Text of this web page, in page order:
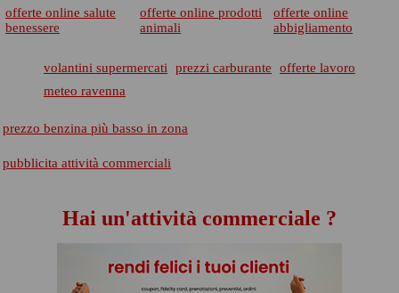
offerte online salute
benessere
offerte online prodotti
animali
offerte online
abbigliamento
volantini supermercati prezzi carburante
offerte lavoro
meteo ravenna
prezzo benzina più basso in zona
pubblicita attività commerciali
Hai un'attività commerciale ?